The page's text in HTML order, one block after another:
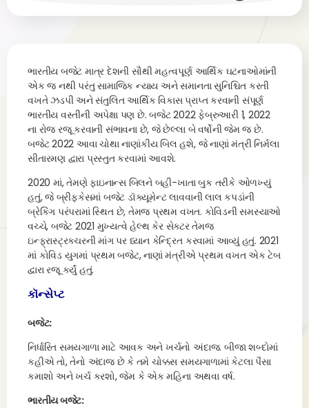
ભારતીય બજેટ માત્ર દેશની સૌથી મહત્વપૂર્ણ આર્થિક ઘટનાઓમાંની
એક જ નથી પરંતુ સામાજિક ન્યાય અને સમાનતા સુનિશ્ચિત કરતી
વખતે ઝડપી અને સંતુલિત આર્થિક વિકાસ પ્રાપ્ત કરવાની સંપૂર્ણ
ભારતીય વસ્તીની અપેક્ષા પણ છે. બજેટ 2022 ફેબ્રુઆરી 1, 2022
ના રોજ રજૂ કરવાની સંભાવના છે, જે છેલ્લા બે વર્ષોની જેમ જ છે.
બજેટ 2022 આવા ચોથા નાણાંકીય બિલ હશે, જે નાણાં મંત્રી નિર્મલા
સીતારમણ દ્વારા પ્રસ્તુત કરવામાં આવશે.
2020 માં, તેમણે ફાઇનાન્સ બિલને બહી-ખાતા બુક તરીકે ઓળખ્યું
હતું, જે બ્રીફકેસમાં બજેટ ડૉક્યૂમેન્ટ લાવવાની લાલ કપડાંની
બ્રેકિંગ પરંપરામાં સ્થિત છે, તેમજ પ્રથમ વખત. કોવિડની સમસ્યાઓ
વચ્ચે, બજેટ 2021 મુખ્યત્વે હેલ્થ કેર સેક્ટર તેમજ
ઇન્ફ્રાસ્ટ્રક્ચરની માંગ પર ધ્યાન કેન્દ્રિત કરવામાં આવ્યું હતું. 2021
માં કોવિડ યુગમાં પ્રથમ બજેટ, નાણાં મંત્રીએ પ્રથમ વખત એક ટેબ
દ્વારા રજૂ કર્યું હતું.
કૉન્સેપ્ટ
બજેટ:
નિર્ધારિત સમયગાળા માટે આવક અને ખર્ચનો અંદાજ. બીજા શબ્દોમાં
કહીએ તો, તેનો અંદાજ છે કે તમે ચોક્કસ સમયગાળામાં કેટલા પૈસા
કમાશો અને ખર્ચ કરશો, જેમ કે એક મહિના અથવા વર્ષ.
ભારતીય બજેટ: